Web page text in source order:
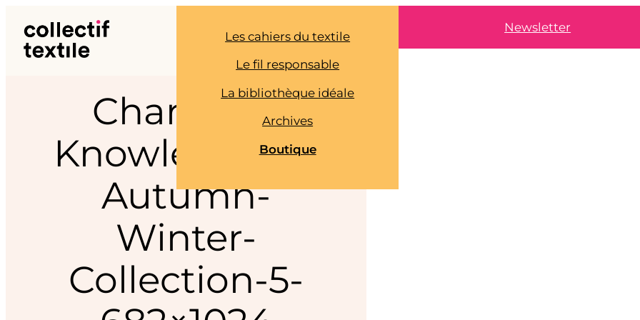
contenu
Les cahiers du textile
Le fil responsable
La bibliothèque idéale
Archives
Boutique
Newsletter
Charlotte-
Knowles-2015-
Autumn-
Winter-
Collection-5-